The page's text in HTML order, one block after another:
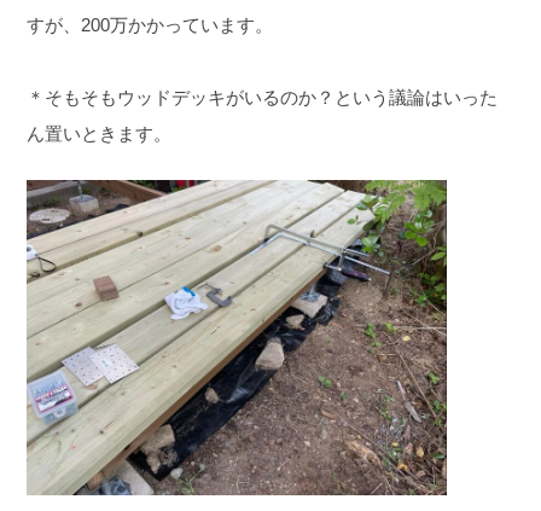
すが、200万かかっています。
＊そもそもウッドデッキがいるのか？という議論はいった
ん置いときます。